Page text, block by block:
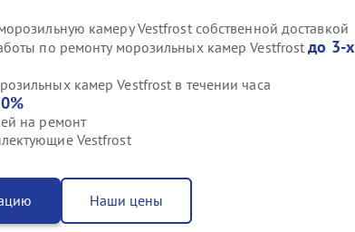
камеру Vestfrost собственной доставкой
по ремонту морозильных камер Vestfrostдо 3-х
камер Vestfrost в течении часа
на ремонт
Vestfrost
Наши цены